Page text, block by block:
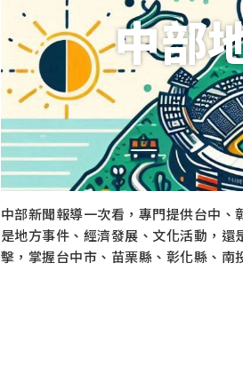
中部
中部新聞報導一次看，專門提供台中
是地方事件、經濟發展、文化活動，
擊，掌握台中市、苗栗縣、彰化縣、南